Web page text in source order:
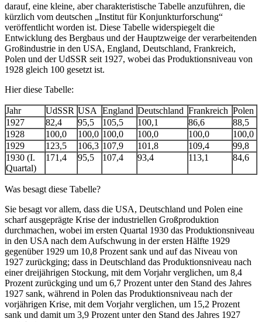
darauf, eine kleine, aber charakteristische Tabelle anzuführen, die
kürzlich vom deutschen „Institut für Konjunkturforschung“
veröffentlicht worden ist. Diese Tabelle widerspiegelt die
Entwicklung des Bergbaus und der Hauptzweige der verarbeitenden
Großindustrie in den USA, England, Deutschland, Frankreich,
Polen und der UdSSR seit 1927, wobei das Produktionsniveau von
1928 gleich 100 gesetzt ist.
Hier diese Tabelle:
Jahr UdSSR USA England Deutschland Frankreich Polen
1927
82,4 95,5 105,5 100,1 86,6
88,5
1928
100,0 100,0 100,0 100,0 100,0
100,0
1929
123,5 106,3 107,9 101,8 109,4
99,8
1930 (I.
Quartal)
171,4 95,5 107,4 93,4 113,1 84,6
Was besagt diese Tabelle?
Sie besagt vor allem, dass die USA, Deutschland und Polen eine
scharf ausgeprägte Krise der industriellen Großproduktion
durchmachen, wobei im ersten Quartal 1930 das Produktionsniveau
in den USA nach dem Aufschwung in der ersten Hälfte 1929
gegenüber 1929 um 10,8 Prozent sank und auf das Niveau von
1927 zurückging; dass in Deutschland das Produktionsniveau nach
einer dreijährigen Stockung, mit dem Vorjahr verglichen, um 8,4
Prozent zurückging und um 6,7 Prozent unter den Stand des Jahres
1927 sank, während in Polen das Produktionsniveau nach der
vorjährigen Krise, mit dem Vorjahr verglichen, um 15,2 Prozent
sank und damit um 3,9 Prozent unter den Stand des Jahres 1927